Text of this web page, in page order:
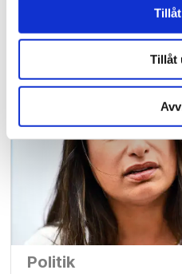
Tillåt
för att ära
Politik